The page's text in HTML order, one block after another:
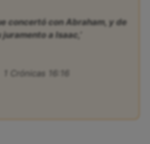
concertó con Abraham, y de
juramento a Isaac,’
1 Crónicas 16:16